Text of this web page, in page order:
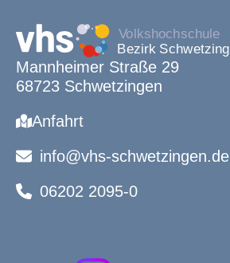
Mannheimer Straße 29
68723 Schwetzingen
Anfahrt
info@vhs-schwetzingen.de
06202 2095-0